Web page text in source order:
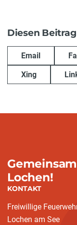
Diesen
Email
Xing
Lochen!
KONTAKT
Freiwillige
Lochen am See